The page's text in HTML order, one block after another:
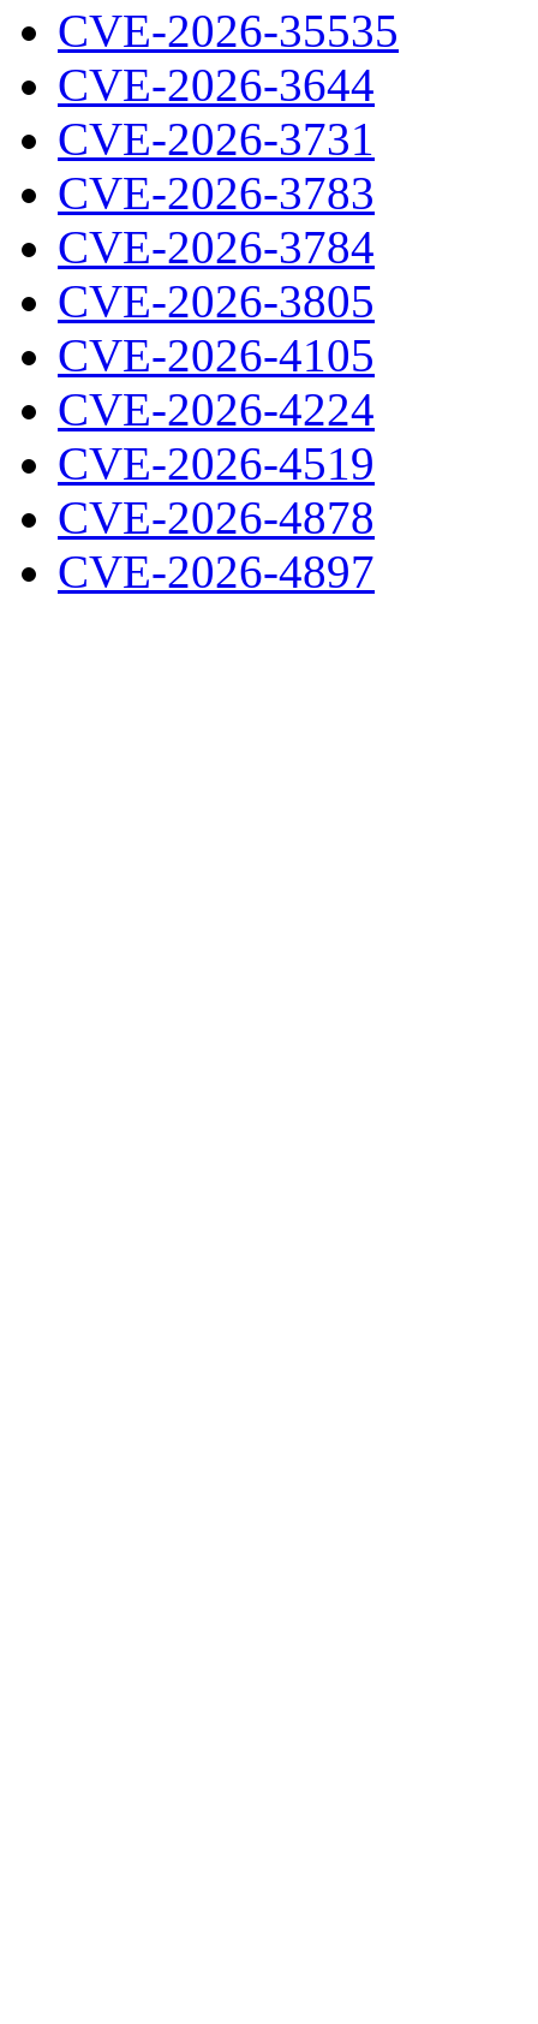
CVE-2026-35535
CVE-2026-3644
CVE-2026-3731
CVE-2026-3783
CVE-2026-3784
CVE-2026-3805
CVE-2026-4105
CVE-2026-4224
CVE-2026-4519
CVE-2026-4878
CVE-2026-4897